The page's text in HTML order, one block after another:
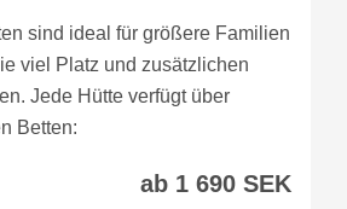
sind ideal für größere Familien
viel Platz und zusätzlichen
Jede Hütte verfügt über
Betten:
ab 1 690 SEK